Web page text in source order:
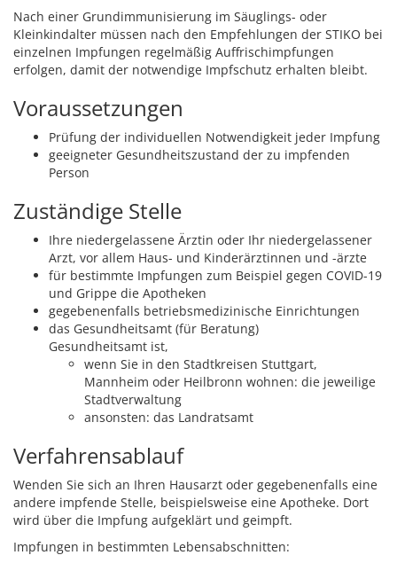
Nach einer Grundimmunisierung im Säuglings- oder
Kleinkindalter müssen nach den Empfehlungen der STIKO bei
einzelnen Impfungen regelmäßig Auffrischimpfungen
erfolgen, damit der notwendige Impfschutz erhalten bleibt.
Voraussetzungen
Prüfung der individuellen Notwendigkeit jeder Impfung
geeigneter Gesundheitszustand der zu impfenden
Person
Zuständige Stelle
Ihre niedergelassene Ärztin oder Ihr niedergelassener
Arzt, vor allem Haus- und Kinderärztinnen und -ärzte
für bestimmte Impfungen zum Beispiel gegen COVID-19
und Grippe die Apotheken
gegebenenfalls betriebsmedizinische Einrichtungen
das Gesundheitsamt (für Beratung)
Gesundheitsamt ist,
wenn Sie in den Stadtkreisen Stuttgart,
Mannheim oder Heilbronn wohnen: die jeweilige
Stadtverwaltung
ansonsten: das Landratsamt
Verfahrensablauf
Wenden Sie sich an Ihren Hausarzt oder gegebenenfalls eine
andere impfende Stelle, beispielsweise eine Apotheke. Dort
wird über die Impfung aufgeklärt und geimpft.
Impfungen in bestimmten Lebensabschnitten: